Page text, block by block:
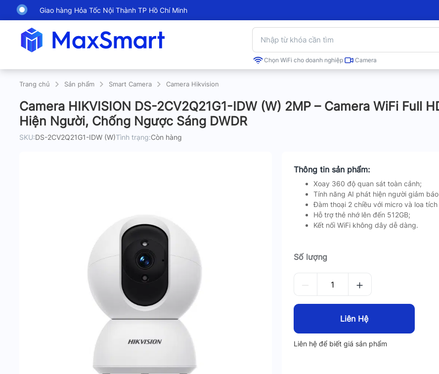
Giao hàng Hỏa Tốc Nội Thành TP Hồ Chí Minh
Chọn WiFi cho doanh nghiệp Camera
Trang chủ Sản phẩm Smart Camera Camera Hikvision
Camera HIKVISION DS-2CV2Q21G1-IDW (W) 2MP – Camera WiFi Full
Hiện Người, Chống Ngược Sáng DWDR
SKU:DS-2CV2Q21G1-IDW (W)Tình trạng:Còn hàng
Thông tin sản phẩm:
Xoay 360 độ quan sát toàn cảnh;
Tính năng AI phát hiện người giảm
Đàm thoại 2 chiều với micro và loa tích
Hỗ trợ thẻ nhớ lên đến 512GB;
Kết nối WiFi không dây dễ dàng.
Số lượng
Liên Hệ
Liên hệ để biết giá sản phẩm